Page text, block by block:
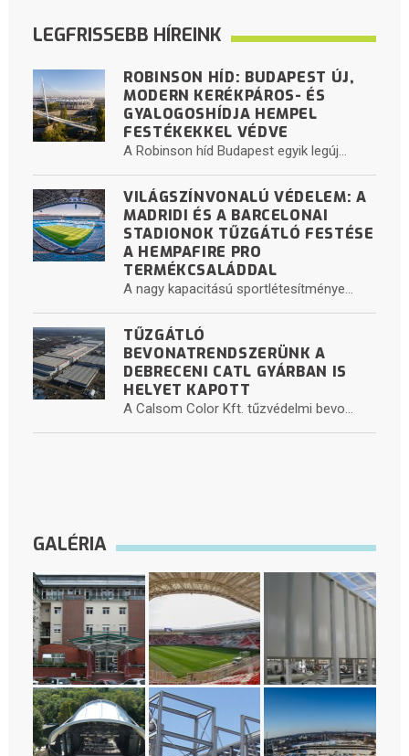
LEGFRISSEBB HÍREINK
ROBINSON HÍD: BUDAPEST ÚJ,
MODERN KERÉKPÁROS- ÉS
GYALOGOSHÍDJA HEMPEL
FESTÉKEKKEL VÉDVE
A Robinson híd Budapest egyik legúj...
VILÁGSZÍNVONALÚ VÉDELEM: A
MADRIDI ÉS A BARCELONAI
STADIONOK TŰZGÁTLÓ FESTÉSE
A HEMPAFIRE PRO
TERMÉKCSALÁDDAL
A nagy kapacitású sportlétesítménye...
TŰZGÁTLÓ
BEVONATRENDSZERÜNK A
DEBRECENI CATL GYÁRBAN IS
HELYET KAPOTT
A Calsom Color Kft. tűzvédelmi bevo...
GALÉRIA